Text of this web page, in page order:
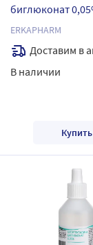
биглюконат
южфарм средство
кожный
ERKAPHARM
Доставим в
В наличии
Купить